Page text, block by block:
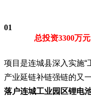
01
总投资3300万
项目是连城县深入实施“
产业延链补链强链的又
落户连城工业园区锂电